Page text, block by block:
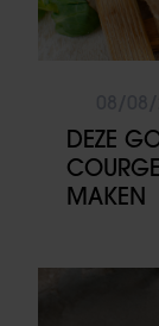
DEZE
MAKEN